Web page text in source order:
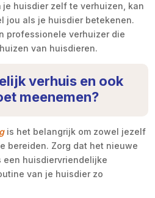
je huisdier zelf te verhuizen, kan
jou als je huisdier betekenen.
professionele verhuizer die
van huisdieren.
verhuis en ook
meenemen?
is het belangrijk om zowel jezelf
bereiden. Zorg dat het nieuwe
huisdiervriendelijke
van je huisdier zo